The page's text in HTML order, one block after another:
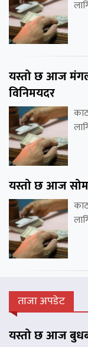
यस्तो छ आज
विनिमयदर
यस्तो छ आज
ताजा अपडेट
यस्तो छ आज